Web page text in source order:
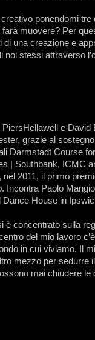
ponendomi
muovere? Per
di una creazione e
stessi attraverso
e
grazie al
Darmstadt Course
| Southbank, ICMC
2011, il primo
Incontra Paolo
House in
è concentrato sulla
del mio lavoro
in cui viviamo. Il
mezzo per sedurre
mai chiudere le